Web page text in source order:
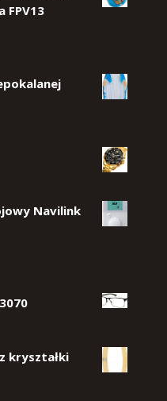
FPV13
Navilink
kryształki